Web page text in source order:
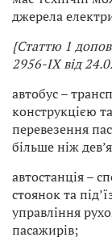
джерела
{Статтю 1
2956-IX від
автобус –
конструкцією
перевезення
більше ніж
автостанція –
стоянок та
управління
пасажирів;